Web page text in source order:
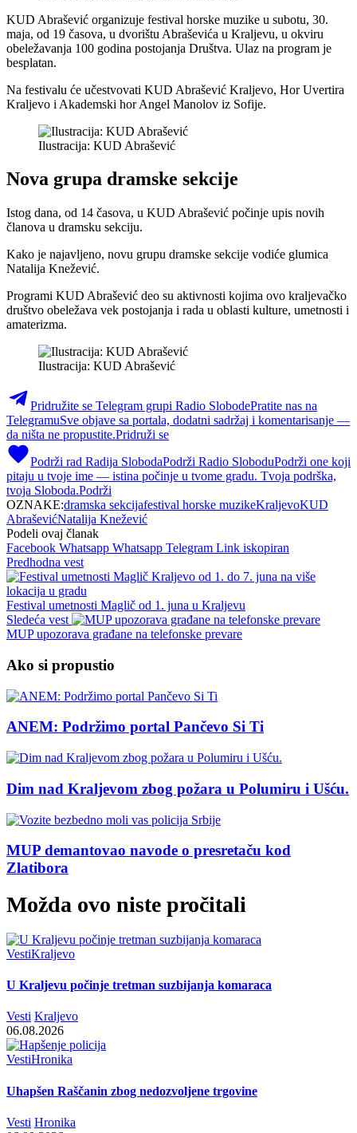
KUD Abrašević organizuje festival horske muzike u subotu, 30.
maja, od 19 časova, u dvorištu Abraševića u Kraljevu, u okviru
obeležavanja 100 godina postojanja Društva. Ulaz na program je
besplatan.
Na festivalu će učestvovati KUD Abrašević Kraljevo, Hor Uvertira
Kraljevo i Akademski hor Angel Manolov iz Sofije.
Ilustracija: KUD Abrašević
Nova grupa dramske sekcije
Istog dana, od 14 časova, u KUD Abrašević počinje upis novih
članova u dramsku sekciju.
Kako je najavljeno, novu grupu dramske sekcije vodiće glumica
Natalija Knežević.
Programi KUD Abrašević deo su aktivnosti kojima ovo kraljevačko
društvo obeležava vek postojanja i rada u oblasti kulture, umetnosti i
amaterizma.
Ilustracija: KUD Abrašević
Pridružite se Telegram grupi Radio SlobodePratite nas na
TelegramuSve objave sa portala, dodatni sadržaj i komentarisanje —
da ništa ne propustite.Pridruži se
Podrži rad Radija SlobodaPodrži Radio SloboduPodrži one koji
pitaju u tvoje ime — istina počinje u tvome gradu. Tvoja podrška,
tvoja Sloboda.Podrži
OZNAKE:dramska sekcijafestival horske muzikeKraljevoKUD
AbraševićNatalija Knežević
Podeli ovaj članak
Facebook Whatsapp Whatsapp Telegram Link iskopiran
Predhodna vest
Festival umetnosti Maglič od 1. juna u Kraljevu
Sledeća vest
MUP upozorava građane na telefonske prevare
Ako si propustio
ANEM: Podržimo portal Pančevo Si Ti
Dim nad Kraljevom zbog požara u Polumiru i Ušću.
MUP demantovao navode o presretaču kod
Zlatibora
Možda ovo niste pročitali
VestiKraljevo
U Kraljevu počinje tretman suzbijanja komaraca
Vesti Kraljevo
06.08.2026
VestiHronika
Uhapšen Raščanin zbog nedozvoljene trgovine
Vesti Hronika